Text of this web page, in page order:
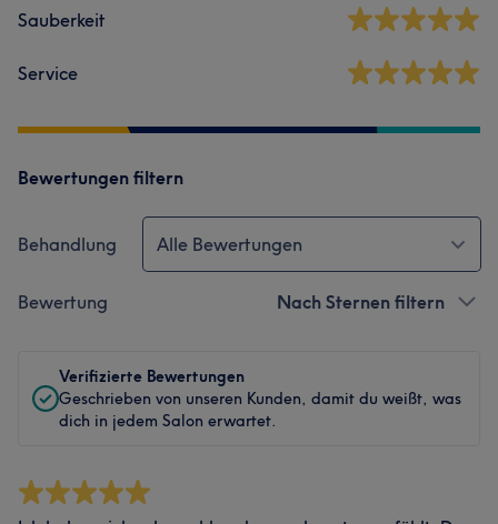
Sauberkeit
Service
Bewertungen filtern
Behandlung Alle Bewertungen
Bewertung Nach Sternen filtern
Verifizierte Bewertungen
Geschrieben von unseren Kunden, damit du weißt, was
dich in jedem Salon erwartet.